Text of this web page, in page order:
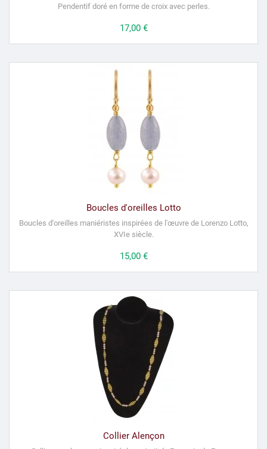
Pendentif doré en forme de croix avec perles.
Prix
17,00 €
Boucles d'oreilles Lotto
Boucles d'oreilles maniéristes inspirées de l'œuvre de Lorenzo Lotto,
XVIe siècle.
Prix
15,00 €
Collier Alençon